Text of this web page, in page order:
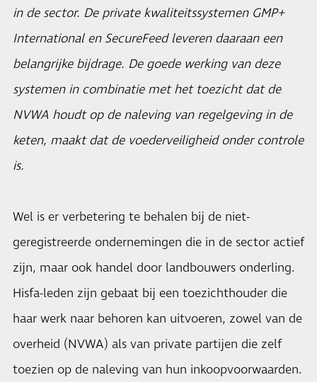
in de sector. De private kwaliteitssystemen GMP+
International en SecureFeed leveren daaraan een
belangrijke bijdrage. De goede werking van deze
systemen in combinatie met het toezicht dat de
NVWA houdt op de naleving van regelgeving in de
keten, maakt dat de voederveiligheid onder controle
is.
Wel is er verbetering te behalen bij de niet-
geregistreerde ondernemingen die in de sector actief
zijn, maar ook handel door landbouwers onderling.
Hisfa-leden zijn gebaat bij een toezichthouder die
haar werk naar behoren kan uitvoeren, zowel van de
overheid (NVWA) als van private partijen die zelf
toezien op de naleving van hun inkoopvoorwaarden.